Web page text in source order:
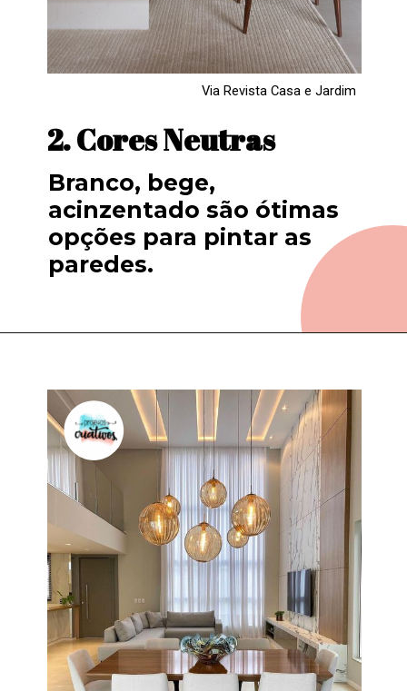
Branco, bege,
acinzentado são ótimas
opções para pintar as
paredes.
2. Cores Neutras
Via Revista Casa e Jardim